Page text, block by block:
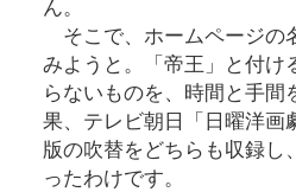
ん。
そこで、ホームページの
みようと。「帝王」と付け
らないものを、時間と手
果、テレビ朝日「日曜洋画
版の吹替をどちらも収録し
ったわけです。